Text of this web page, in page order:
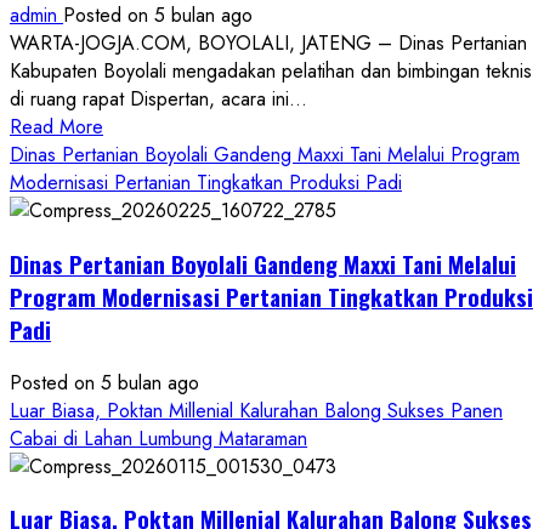
admin Posted on 5 bulan ago
WARTA-JOGJA.COM, BOYOLALI, JATENG – Dinas Pertanian
Kabupaten Boyolali mengadakan pelatihan dan bimbingan teknis
di ruang rapat Dispertan, acara ini...
Read More
more
about
Dinas
Boyolali
Gelar
Singkong
Wujudkan
Ketahanan
Pangan
Petani
Dinas Pertanian Boyolali Gandeng Maxxi Tani Melalui Program
Modernisasi Pertanian Tingkatkan Produksi Padi
Dinas Pertanian Boyolali Gandeng Maxxi Tani Melalui
Program Modernisasi Pertanian Tingkatkan Produksi
Padi
Posted on 5 bulan ago
Luar Biasa, Poktan Millenial Kalurahan Balong Sukses Panen
Cabai di Lahan Lumbung Mataraman
Luar Biasa, Poktan Millenial Kalurahan Balong Sukses